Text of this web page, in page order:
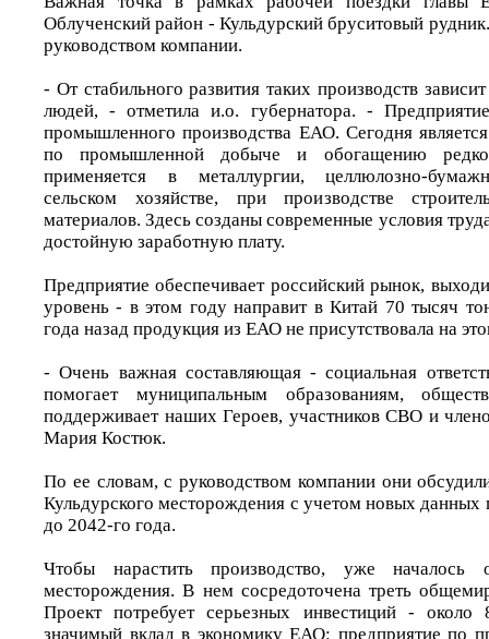
Облученский район - Кульдурский бруситовый
руководством компании.
- От стабильного развития таких производств
людей, - отметила и.о. губернатора. -
промышленного производства ЕАО. Сегодня
по промышленной добыче и обогащению
применяется в металлургии, целлюлозно-
сельском хозяйстве, при производстве
материалов. Здесь созданы современные условия
достойную заработную плату.
Предприятие обеспечивает российский рынок,
уровень - в этом году направит в Китай 70 тысяч
года назад продукция из ЕАО не присутствовала на
- Очень важная составляющая - социальная
помогает муниципальным образованиям,
поддерживает наших Героев, участников СВО и
Мария Костюк.
По ее словам, с руководством компании они
Кульдурского месторождения с учетом новых данных
до 2042-го года.
Чтобы нарастить производство, уже началось
месторождения. В нем сосредоточена треть
Проект потребует серьезных инвестиций -
значимый вклад в экономику ЕАО: предприятие по